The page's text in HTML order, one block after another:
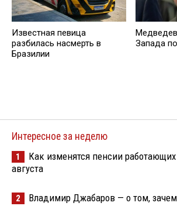
Известная певица
разбилась насмерть в
Бразилии
Запада
Интересное за неделю
1
Как изменятся пенсии
августа
2 Владимир Джабаров — о том,